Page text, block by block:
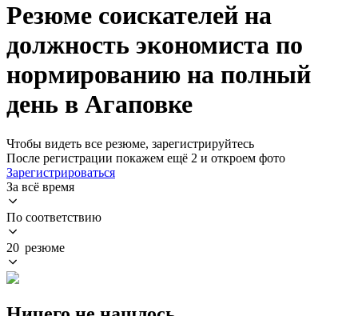
Резюме соискателей на
должность экономиста по
нормированию на полный
день в Агаповке
Чтобы видеть все резюме, зарегистрируйтесь
После регистрации покажем ещё 2 и откроем фото
Зарегистрироваться
За всё время
По соответствию
20 резюме